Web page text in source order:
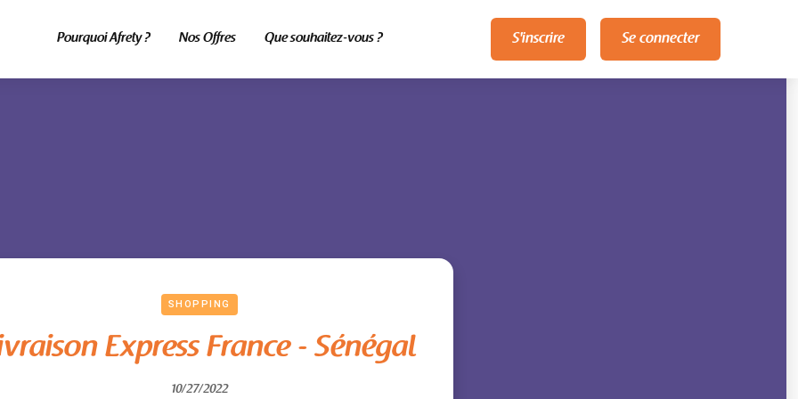
Pourquoi Afrety ? Nos Offres Que souhaitez-vous ? S'inscrire Se connecter
SHOPPING
Express France - Sénégal
10/27/2022